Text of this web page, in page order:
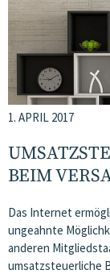
1. APRIL 2017
BEIM
Das Internet
ungeahnte
anderen
umsatzsteuerliche